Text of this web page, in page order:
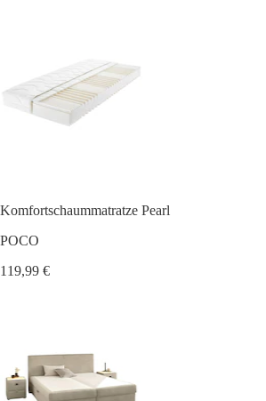
Komfortschaummatratze Pearl
POCO
119,99 €